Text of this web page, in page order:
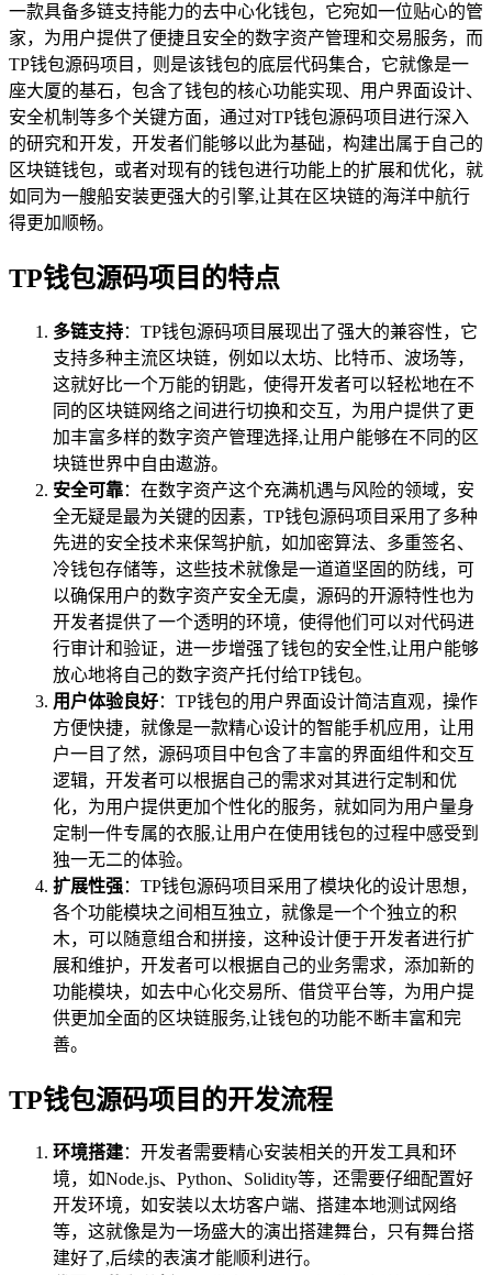
一款具备多链支持能力的去中心化钱包，它宛如一位贴心的管
家，为用户提供了便捷且安全的数字资产管理和交易服务，而
TP钱包源码项目，则是该钱包的底层代码集合，它就像是一
座大厦的基石，包含了钱包的核心功能实现、用户界面设计、
安全机制等多个关键方面，通过对TP钱包源码项目进行深入
的研究和开发，开发者们能够以此为基础，构建出属于自己的
区块链钱包，或者对现有的钱包进行功能上的扩展和优化，就
如同为一艘船安装更强大的引擎,让其在区块链的海洋中航行
得更加顺畅。
TP钱包源码项目的特点
多链支持：TP钱包源码项目展现出了强大的兼容性，它
支持多种主流区块链，例如以太坊、比特币、波场等，
这就好比一个万能的钥匙，使得开发者可以轻松地在不
同的区块链网络之间进行切换和交互，为用户提供了更
加丰富多样的数字资产管理选择,让用户能够在不同的区
块链世界中自由遨游。
安全可靠：在数字资产这个充满机遇与风险的领域，安
全无疑是最为关键的因素，TP钱包源码项目采用了多种
先进的安全技术来保驾护航，如加密算法、多重签名、
冷钱包存储等，这些技术就像是一道道坚固的防线，可
以确保用户的数字资产安全无虞，源码的开源特性也为
开发者提供了一个透明的环境，使得他们可以对代码进
行审计和验证，进一步增强了钱包的安全性,让用户能够
放心地将自己的数字资产托付给TP钱包。
用户体验良好：TP钱包的用户界面设计简洁直观，操作
方便快捷，就像是一款精心设计的智能手机应用，让用
户一目了然，源码项目中包含了丰富的界面组件和交互
逻辑，开发者可以根据自己的需求对其进行定制和优
化，为用户提供更加个性化的服务，就如同为用户量身
定制一件专属的衣服,让用户在使用钱包的过程中感受到
独一无二的体验。
扩展性强：TP钱包源码项目采用了模块化的设计思想，
各个功能模块之间相互独立，就像是一个个独立的积
木，可以随意组合和拼接，这种设计便于开发者进行扩
展和维护，开发者可以根据自己的业务需求，添加新的
功能模块，如去中心化交易所、借贷平台等，为用户提
供更加全面的区块链服务,让钱包的功能不断丰富和完
善。
TP钱包源码项目的开发流程
环境搭建：开发者需要精心安装相关的开发工具和环
境，如Node.js、Python、Solidity等，还需要仔细配置好
开发环境，如安装以太坊客户端、搭建本地测试网络
等，这就像是为一场盛大的演出搭建舞台，只有舞台搭
建好了,后续的表演才能顺利进行。